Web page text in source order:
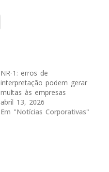
NR-1: erros de
interpretação podem gerar
multas às empresas
abril 13, 2026
Em "Notícias Corporativas"